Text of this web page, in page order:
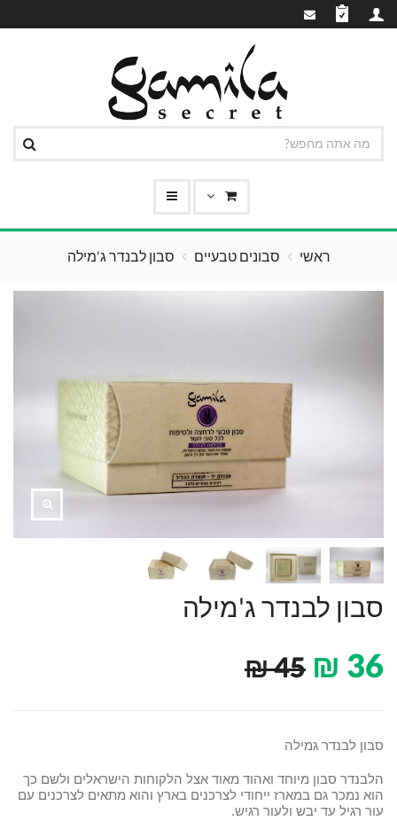
ראשי סבונים טבעיים סבון לבנדר ג'מילה
סבון לבנדר ג'מילה
36
₪
45
₪
סבון לבנדר גמילה
הלבנדר סבון מיוחד ואהוד מאוד אצל הלקוחות הישראלים ולשם כך
הוא נמכר גם במארז ייחודי לצרכנים בארץ והוא מתאים לצרכנים עם
עור רגיל עד יבש ולעור רגיש.